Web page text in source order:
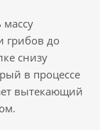
грибов до
снизу
в процессе
вытекающий